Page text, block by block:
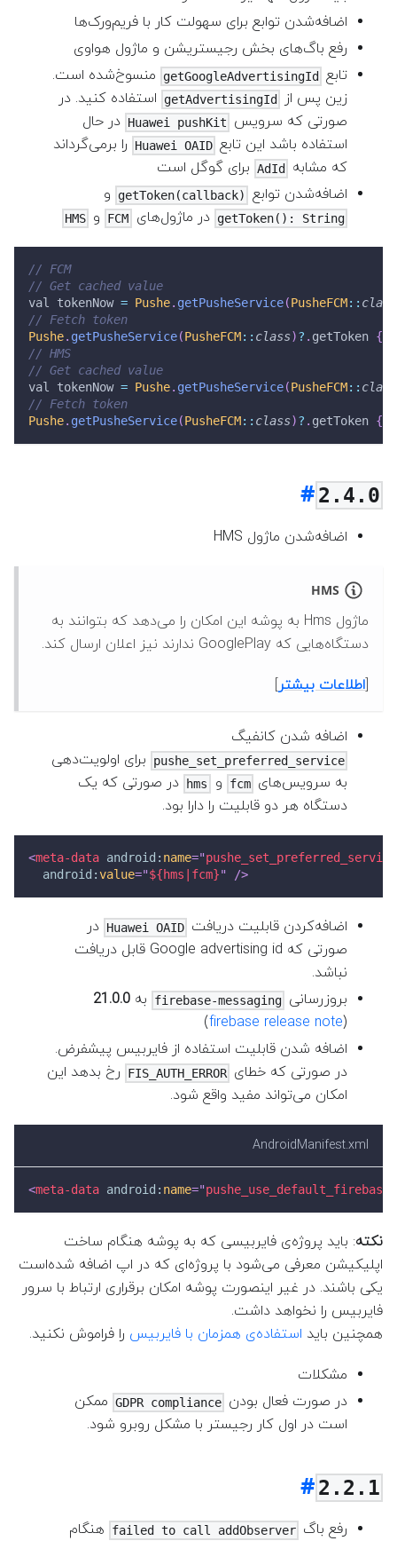
اضافه‌شدن توابع برای سهولت کار با فریم‌ورک‌ها
رفع باگ‌های بخش رجیستریشن و ماژول هواوی
تابع
getGoogleAdvertisingId
منسوخ‌شده است.
زین پس از
getAdvertisingId
استفاده کنید. در
صورتی که سرویس
Huawei pushKit در حال
استفاده باشد این تابع Huawei OAID
را برمی‌گرداند
که مشابه
AdId برای گوگل است
اضافه‌شدن توابع
getToken(callback) و
getToken(): String در ماژول‌های FCM و HMS
// FCM
// Get cached value
val tokenNow = Pushe. getPusheService(PusheFCM:: class
// Fetch token
Pushe. getPusheService(PusheFCM:: class)? . getToken {
// HMS
// Get cached value
val tokenNow = Pushe. getPusheService(PusheFCM:: class
// Fetch token
Pushe. getPusheService(PusheFCM:: class)? . getToken {
2.4.0
اضافه‌شدن ماژول HMS
HMS
ماژول Hms به پوشه این امکان را می‌دهد که بتوانند به
دستگاه‌هایی که GooglePlay ندارند نیز اعلان ارسال کند.
اطلاعات بیشتر
اضافه شدن کانفیگ
pushe_set_preferred_service
برای اولویت‌دهی
به سرویس‌های fcm و hms
در صورتی که یک
دستگاه هر دو قابلیت را دارا بود.
<meta-data android: name="pushe_set_preferred_service
android:value="${hms|fcm}" />
اضافه‌کردن قابلیت دریافت Huawei OAID در
صورتی که Google advertising id قابل دریافت
نباشد.
بروزرسانی firebase-messaging به21.0.0
(
firebase release note
)
اضافه شدن قابلیت استفاده از فایربیس پیشفرض.
در صورتی که خطای FIS_AUTH_ERROR
رخ بدهد این
امکان می‌تواند مفید واقع شود.
AndroidManifest.xml
<meta-data android: name="pushe_use_default_firebase
نکته: باید پروژه‌ی فایربیسی که به پوشه هنگام ساخت
اپلیکیشن معرفی می‌شود با پروژه‌ای که در اپ اضافه شده‌است
یکی باشند. در غیر اینصورت پوشه امکان برقراری ارتباط با سرور
فایربیس را نخواهد داشت.
همچنین باید استفاده‌ی همزمان با فایربیس را فراموش نکنید.
مشکلات
در صورت فعال بودن GDPR compliance ممکن
است در اول کار رجیستر با مشکل روبرو شود.
2.2.1
رفع باگ failed to call addObserver
هنگام